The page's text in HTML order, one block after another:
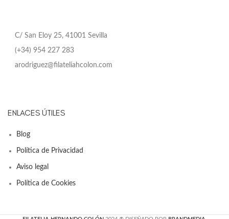
C/ San Eloy 25, 41001 Sevilla
(+34) 954 227 283
arodriguez@filateliahcolon.com
ENLACES ÚTILES
Blog
Política de Privacidad
Aviso legal
Política de Cookies